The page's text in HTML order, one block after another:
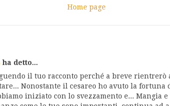
Home page
ha detto...
il tuo racconto perché a breve rientrerò
Nonostante il cesareo ho avuto la fortuna
iniziato con lo svezzamento e... Mangia e